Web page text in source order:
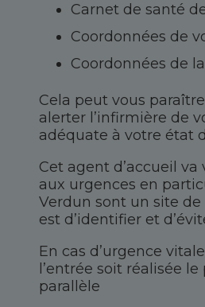
Carnet de santé
Coordonnées de
Coordonnées de
Cela peut vous
alerter l’infirmière de
adéquate à votre état
Cet agent d’accueil
aux urgences en
Verdun sont un site
est d’identifier et
En cas d’urgence
l’entrée soit réalisée
parallèle